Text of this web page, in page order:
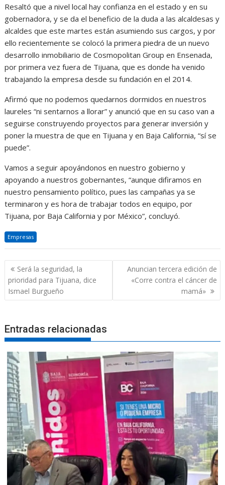
Resaltó que a nivel local hay confianza en el estado y en su
gobernadora, y se da el beneficio de la duda a las alcaldesas y
alcaldes que este martes están asumiendo sus cargos, y por
ello recientemente se colocó la primera piedra de un nuevo
desarrollo inmobiliario de Cosmopolitan Group en Ensenada,
por primera vez fuera de Tijuana, que es donde ha venido
trabajando la empresa desde su fundación en el 2014.
Afirmó que no podemos quedarnos dormidos en nuestros
laureles “ni sentarnos a llorar” y anunció que en su caso van a
seguirse construyendo proyectos para generar inversión y
poner la muestra de que en Tijuana y en Baja California, “sí se
puede”.
Vamos a seguir apoyándonos en nuestro gobierno y
apoyando a nuestros gobernantes, “aunque difiramos en
nuestro pensamiento político, pues las campañas ya se
terminaron y es hora de trabajar todos en equipo, por
Tijuana, por Baja California y por México”, concluyó.
Empresas
Navegación
de
entradas
Será la seguridad, la
prioridad para Tijuana, dice
Ismael Burgueño
Anuncian tercera edición de
«Corre contra el cáncer de
mamá»
Entradas relacionadas